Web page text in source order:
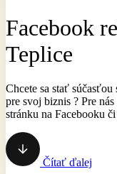
Facebook
Teplice
Chcete sa stať
pre svoj biznis ? Pre
stránku na Facebooku
Čítať ďalej